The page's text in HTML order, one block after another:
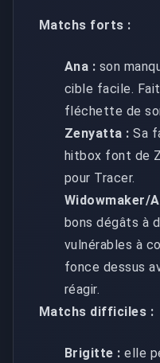
Matchs forts :
Ana : son
cible facile.
fléchette de
Zenyatta : Sa
hitbox font de
pour Tracer.
Widowmaker/
bons dégâts à
vulnérables à
fonce dessus
réagir.
Matchs difficiles :
Brigitte : elle